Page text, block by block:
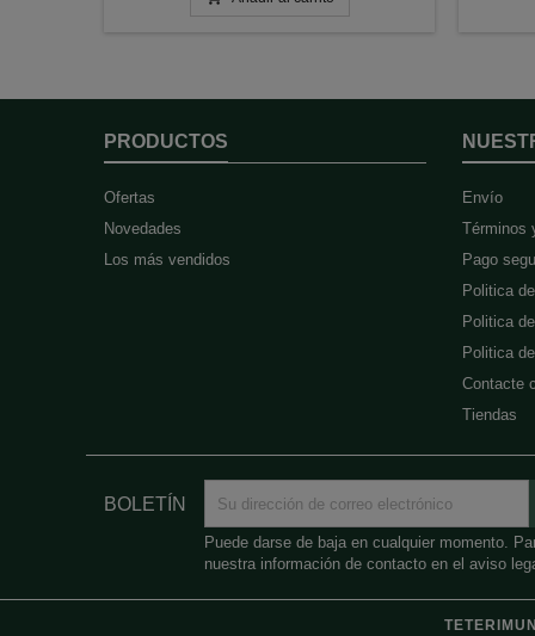
PRODUCTOS
Ofertas
Novedades
Los más vendidos
Envío
Términos
Pago
Politica
Politica
Politica
Contacte
Tiendas
BOLETÍN
Puede darse de baja en cualquier momento.
nuestra información de contacto en el aviso